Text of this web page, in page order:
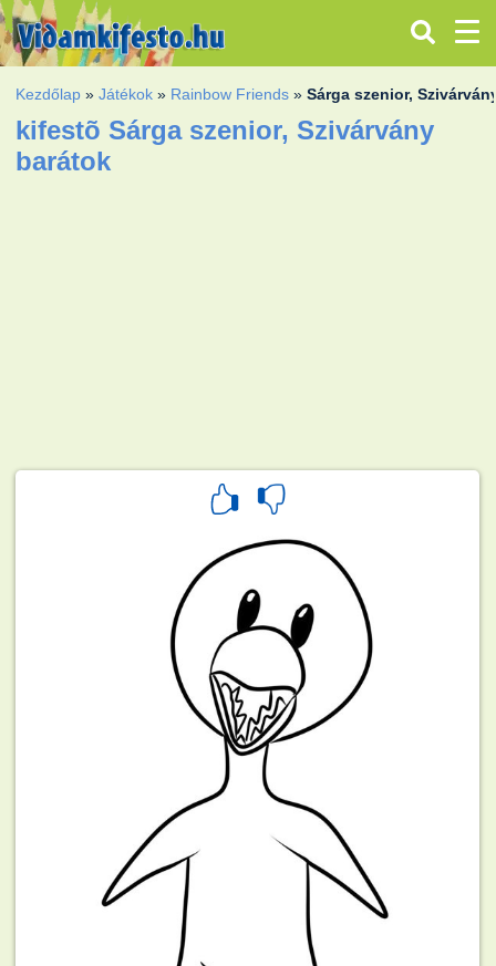
Kezdőlap »Játékok » Rainbow Friends »Sárga szenior,
kifestõ Sárga szenior, Szivárvány
barátok